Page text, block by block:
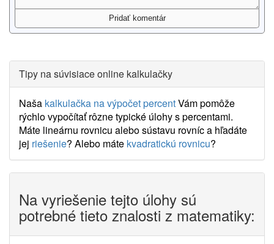
Tipy na súvisiace online kalkulačky
Naša kalkulačka na výpočet percentVám pomôže
rýchlo vypočítať rôzne typické úlohy s percentami.
Máte lineárnu rovnicu alebo sústavu rovníc a hľadáte
jej riešenie? Alebo máte kvadratickú rovnicu?
Na vyriešenie tejto úlohy sú
potrebné tieto znalosti z matematiky: